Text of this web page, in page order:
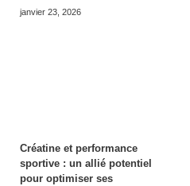
janvier 23, 2026
Créatine et performance
sportive : un allié potentiel
pour optimiser ses